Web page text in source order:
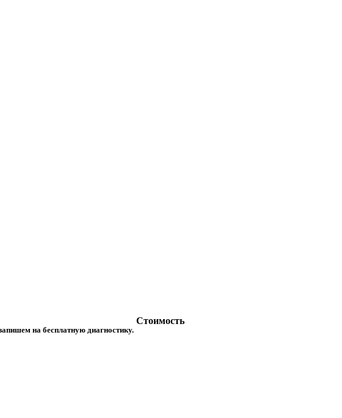
на бесплатную диагностику.
Стоимость